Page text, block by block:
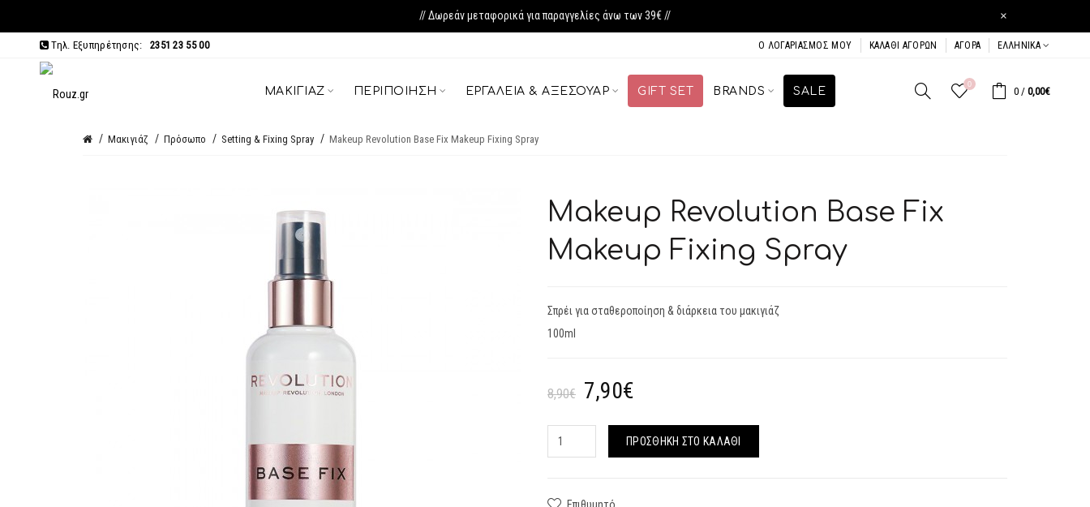
// Δωρεάν μεταφορικά για παραγγελίες άνω των 39€ // ×
Τηλ. Εξυπηρέτησης: 2351 23 55 00 Ο ΛΟΓΑΡΙΑΣΜΌΣ ΜΟΥ ΚΑΛΆΘΙ ΑΓΟΡΏΝ ΑΓΟΡΆ ΕΛΛΗΝΙΚΆ
ΜΑΚΙΓΙΆΖ ΠΕΡΙΠΟΊΗΣΗ ΕΡΓΑΛΕΊΑ & ΑΞΕΣΟΥΆΡ GIFT SET BRANDS SALE
0
0 / 0,00€
Μακιγιάζ Πρόσωπο Setting & Fixing Spray Makeup Revolution Base Fix Makeup Fixing Spray
Makeup Revolution Base Fix
Makeup Fixing Spray
Σπρέι για σταθεροποίηση & διάρκεια του μακιγιάζ
100ml
8,90€ 7,90€
ΠΡΟΣΘΉΚΗ ΣΤΟ ΚΑΛΆΘΙ